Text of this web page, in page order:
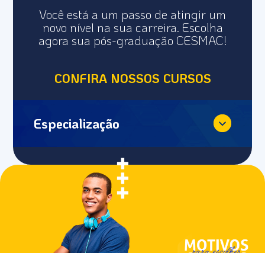
Você está a um passo de atingir um
novo nível na sua carreira. Escolha
agora sua pós-graduação CESMAC!
CONFIRA NOSSOS CURSOS
Especialização